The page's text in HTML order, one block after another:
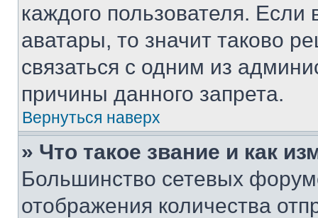
каждого пользователя.
аватары, то значит таково
связаться с одним из
причины данного запрета.
Вернуться наверх
» Что такое звание и как
Большинство сетевых
отображения количества